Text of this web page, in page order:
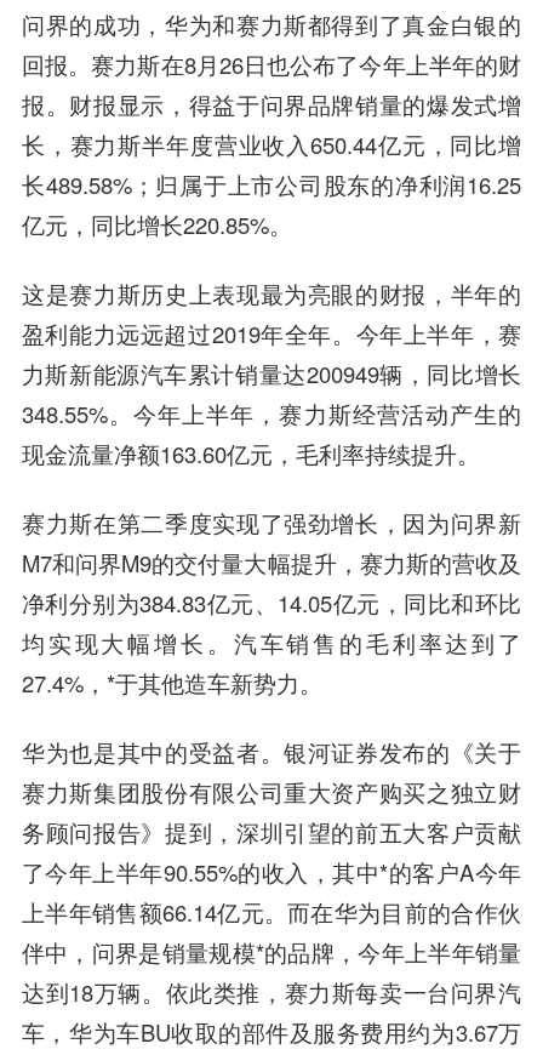
问界的成功，华为和赛力斯都得到了真金白银的
回报。赛力斯在8月26日也公布了今年上半年的财
报。财报显示，得益于问界品牌销量的爆发式增
长，赛力斯半年度营业收入650.44亿元，同比增
长489.58%；归属于上市公司股东的净利润16.25
亿元，同比增长220.85%。
这是赛力斯历史上表现最为亮眼的财报，半年的
盈利能力远远超过2019年全年。今年上半年，赛
力斯新能源汽车累计销量达200949辆，同比增长
348.55%。今年上半年，赛力斯经营活动产生的
现金流量净额163.60亿元，毛利率持续提升。
赛力斯在第二季度实现了强劲增长，因为问界新
M7和问界M9的交付量大幅提升，赛力斯的营收及
净利分别为384.83亿元、14.05亿元，同比和环比
均实现大幅增长。汽车销售的毛利率达到了
27.4%，*于其他造车新势力。
华为也是其中的受益者。银河证券发布的《关于
赛力斯集团股份有限公司重大资产购买之独立财
务顾问报告》提到，深圳引望的前五大客户贡献
了今年上半年90.55%的收入，其中*的客户A今年
上半年销售额66.14亿元。而在华为目前的合作伙
伴中，问界是销量规模*的品牌，今年上半年销量
达到18万辆。依此类推，赛力斯每卖一台问界汽
车，华为车BU收取的部件及服务费用约为3.67万